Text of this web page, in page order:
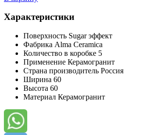
Характеристики
Поверхность Sugar эффект
Фабрика Alma Ceramica
Количество в коробке 5
Применение Керамогранит
Страна производитель Россия
Ширина 60
Высота 60
Материал Керамогранит